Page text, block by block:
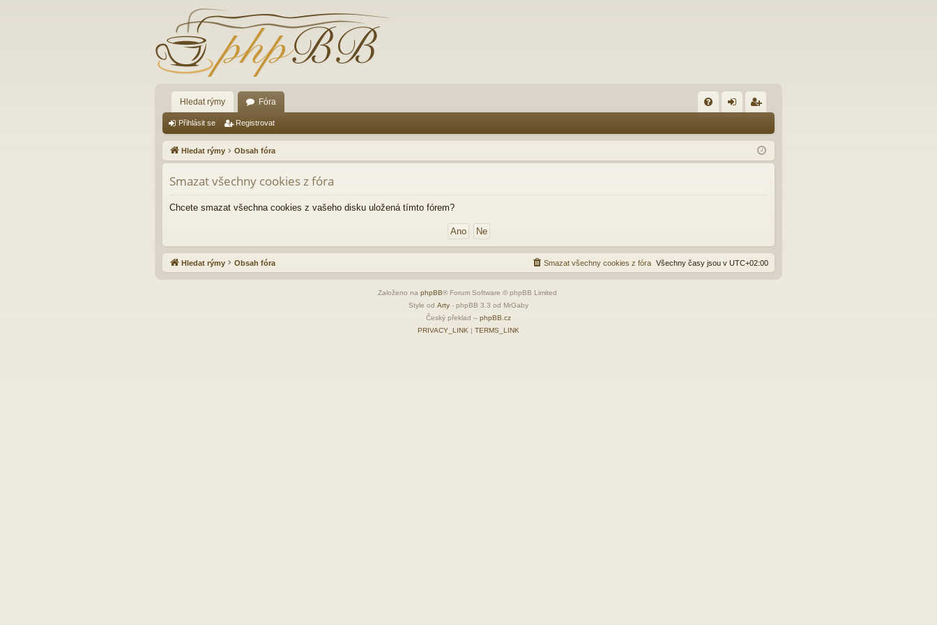
Hledat rýmy Fóra
Q lá
sit
ist
ro
Přihlásit se Registrovat
Hledat rýmy Obsah fóra
Smazat všechny cookies z fóra
Chcete smazat všechna cookies z vašeho disku uložená tímto fórem?
Hledat rýmy Obsah fóra Všechny časy jsou v UTC+02:00
Smazat všechny cookies z fóra
Založeno na phpBB® Forum Software © phpBB Limited
Style od Arty - phpBB 3.3 od MrGaby
Český překlad – phpBB.cz
PRIVACY_LINK | TERMS_LINK